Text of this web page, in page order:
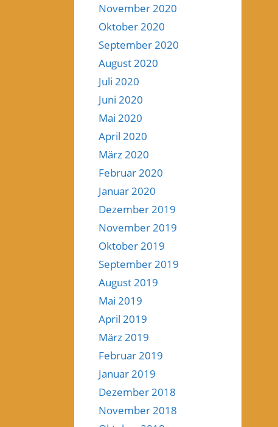
November 2020
Oktober 2020
September 2020
August 2020
Juli 2020
Juni 2020
Mai 2020
April 2020
März 2020
Februar 2020
Januar 2020
Dezember 2019
November 2019
Oktober 2019
September 2019
August 2019
Mai 2019
April 2019
März 2019
Februar 2019
Januar 2019
Dezember 2018
November 2018